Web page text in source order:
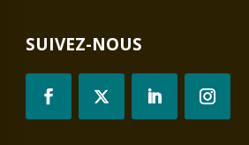
SUIVEZ-NOUS